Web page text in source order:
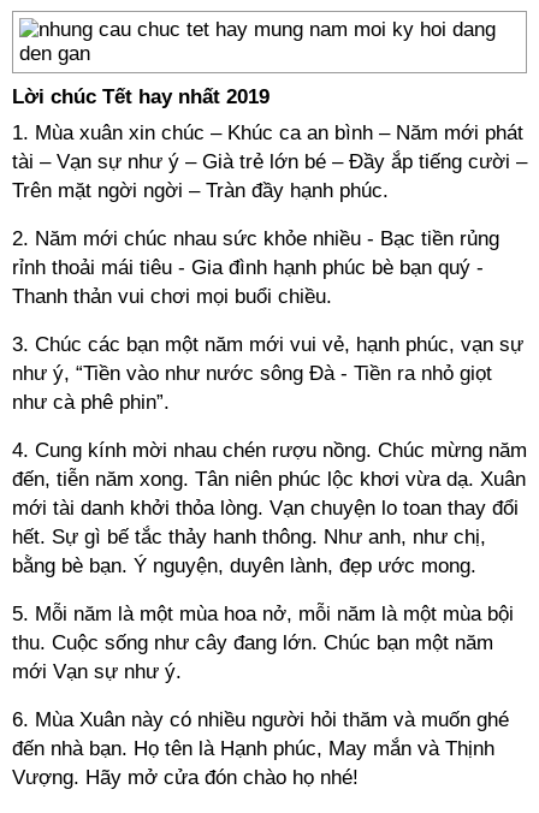
Lời chúc Tết hay nhất 2019
1. Mùa xuân xin chúc – Khúc ca an bình – Năm mới phát
tài – Vạn sự như ý – Già trẻ lớn bé – Đầy ắp tiếng cười –
Trên mặt ngời ngời – Tràn đầy hạnh phúc.
2. Năm mới chúc nhau sức khỏe nhiều - Bạc tiền rủng
rỉnh thoải mái tiêu - Gia đình hạnh phúc bè bạn quý -
Thanh thản vui chơi mọi buổi chiều.
3. Chúc các bạn một năm mới vui vẻ, hạnh phúc, vạn sự
như ý, “Tiền vào như nước sông Đà - Tiền ra nhỏ giọt
như cà phê phin”.
4. Cung kính mời nhau chén rượu nồng. Chúc mừng năm
đến, tiễn năm xong. Tân niên phúc lộc khơi vừa dạ. Xuân
mới tài danh khởi thỏa lòng. Vạn chuyện lo toan thay đổi
hết. Sự gì bế tắc thảy hanh thông. Như anh, như chị,
bằng bè bạn. Ý nguyện, duyên lành, đẹp ước mong.
5. Mỗi năm là một mùa hoa nở, mỗi năm là một mùa bội
thu. Cuộc sống như cây đang lớn. Chúc bạn một năm
mới Vạn sự như ý.
6. Mùa Xuân này có nhiều người hỏi thăm và muốn ghé
đến nhà bạn. Họ tên là Hạnh phúc, May mắn và Thịnh
Vượng. Hãy mở cửa đón chào họ nhé!